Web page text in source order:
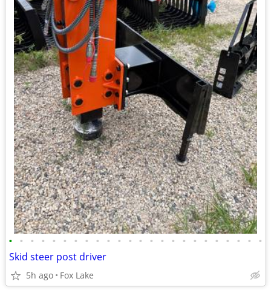
• • • • • • • • • • • • • • • • • • • • • • • •
Skid steer post driver
5h ago Fox Lake